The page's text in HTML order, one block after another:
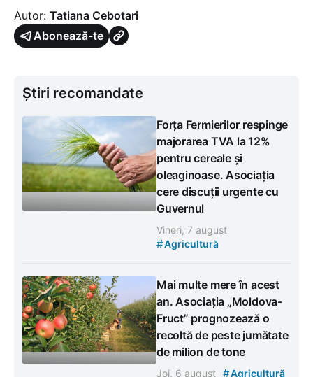
Autor: Tatiana Cebotari
Abonează-te
Știri recomandate
Forța Fermierilor respinge
majorarea TVA la 12%
pentru cereale și
oleaginoase. Asociația
cere discuții urgente cu
Guvernul
Vineri, 7 august
#Agricultură
Mai multe mere în acest
an. Asociația „Moldova-
Fruct” prognozează o
recoltă de peste jumătate
de milion de tone
Joi, 6 august #Agricultură